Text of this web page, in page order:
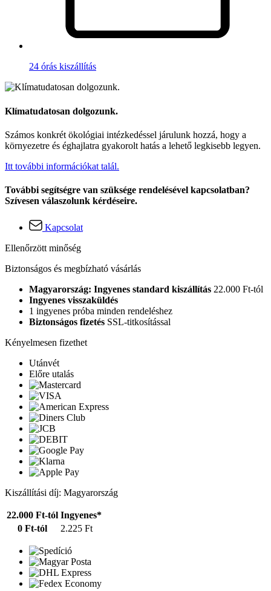
24 órás kiszállítás
Klímatudatosan dolgozunk.
Számos konkrét ökológiai intézkedéssel járulunk hozzá, hogy a
környezetre és éghajlatra gyakorolt hatás a lehető legkisebb legyen.
Itt további információkat talál.
További segítségre van szüksége rendelésével kapcsolatban?
Szívesen válaszolunk kérdéseire.
Kapcsolat
Ellenőrzött minőség
Biztonságos és megbízható vásárlás
Magyarország: Ingyenes standard kiszállítás 22.000 Ft-tól
Ingyenes visszaküldés
1 ingyenes próba minden rendeléshez
Biztonságos fizetés SSL-titkosítással
Kényelmesen fizethet
Utánvét
Előre utalás
Kiszállítási díj: Magyarország
22.000 Ft-tól Ingyenes*
0 Ft-tól
2.225 Ft